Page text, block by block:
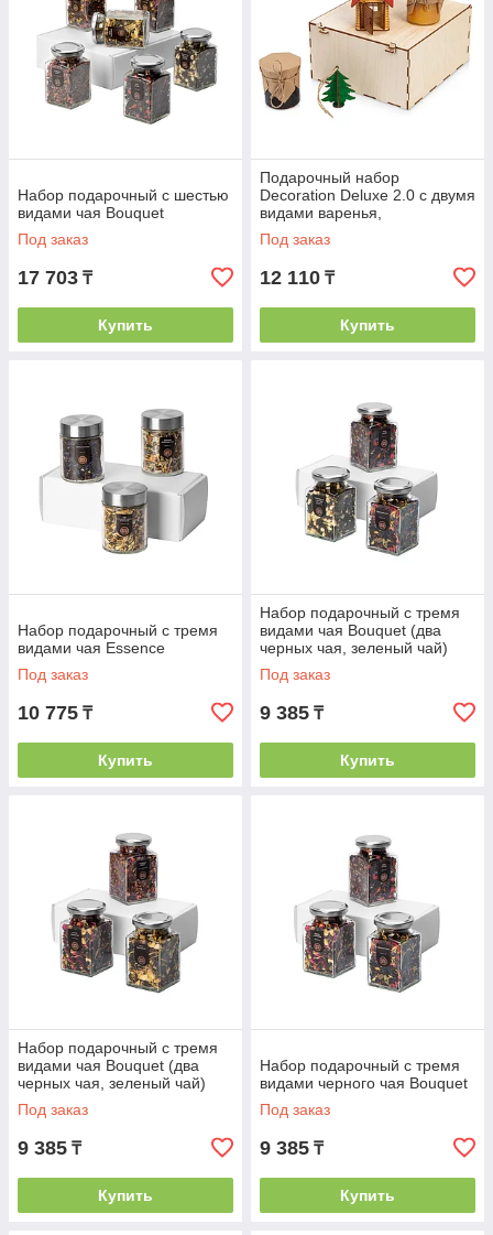
Набор подарочный с шестью
видами чая Bouquet
Под заказ
17 703 ₸
Купить
Подарочный набор
Decoration Deluxe 2.0 с двумя
видами варенья,
натуральный
Под заказ
12 110 ₸
Купить
Набор подарочный с тремя
видами чая Essence
Под заказ
10 775 ₸
Купить
Набор подарочный с тремя
видами чая Bouquet (два
черных чая, зеленый чай)
Под заказ
9 385 ₸
Купить
Набор подарочный с тремя
видами чая Bouquet (два
черных чая, зеленый чай)
Под заказ
9 385 ₸
Купить
Набор подарочный с тремя
видами черного чая Bouquet
Под заказ
9 385 ₸
Купить